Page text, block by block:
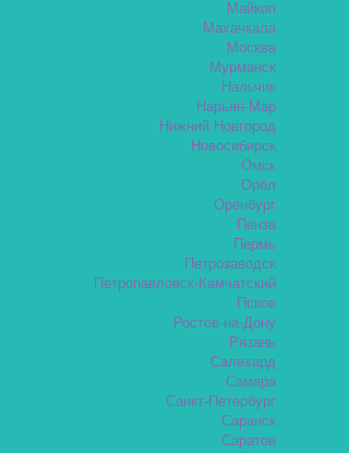
Майкоп
Махачкала
Москва
Мурманск
Нальчик
Нарьян-Мар
Нижний Новгород
Новосибирск
Омск
Орёл
Оренбург
Пенза
Пермь
Петрозаводск
Петропавловск-Камчатский
Псков
Ростов-на-Дону
Рязань
Салехард
Самара
Санкт-Петербург
Саранск
Саратов